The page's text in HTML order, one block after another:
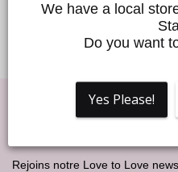
lumière & la chaleur.
Rejoins notre Love to Love
We have a local
Do you want
Yes Please!